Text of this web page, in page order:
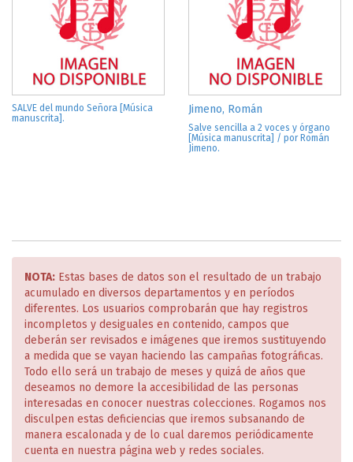
SALVE del mundo Señora [Música
manuscrita].
Jimeno, Román
Salve sencilla a 2 voces y órgano
[Música manuscrita] / por Román
Jimeno.
NOTA: Estas bases de datos son el resultado de un trabajo
acumulado en diversos departamentos y en períodos
diferentes. Los usuarios comprobarán que hay registros
incompletos y desiguales en contenido, campos que
deberán ser revisados e imágenes que iremos sustituyendo
a medida que se vayan haciendo las campañas fotográficas.
Todo ello será un trabajo de meses y quizá de años que
deseamos no demore la accesibilidad de las personas
interesadas en conocer nuestras colecciones. Rogamos nos
disculpen estas deficiencias que iremos subsanando de
manera escalonada y de lo cual daremos periódicamente
cuenta en nuestra página web y redes sociales.